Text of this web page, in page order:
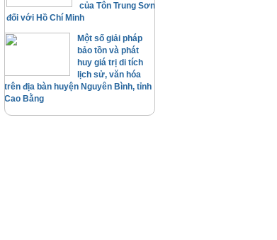
của Tôn Trung Sơn
đối với Hồ Chí Minh
Một số giải pháp
bảo tồn và phát
huy giá trị di tích
lịch sử, văn hóa
trên địa bàn huyện Nguyên Bình, tỉnh
Cao Bằng